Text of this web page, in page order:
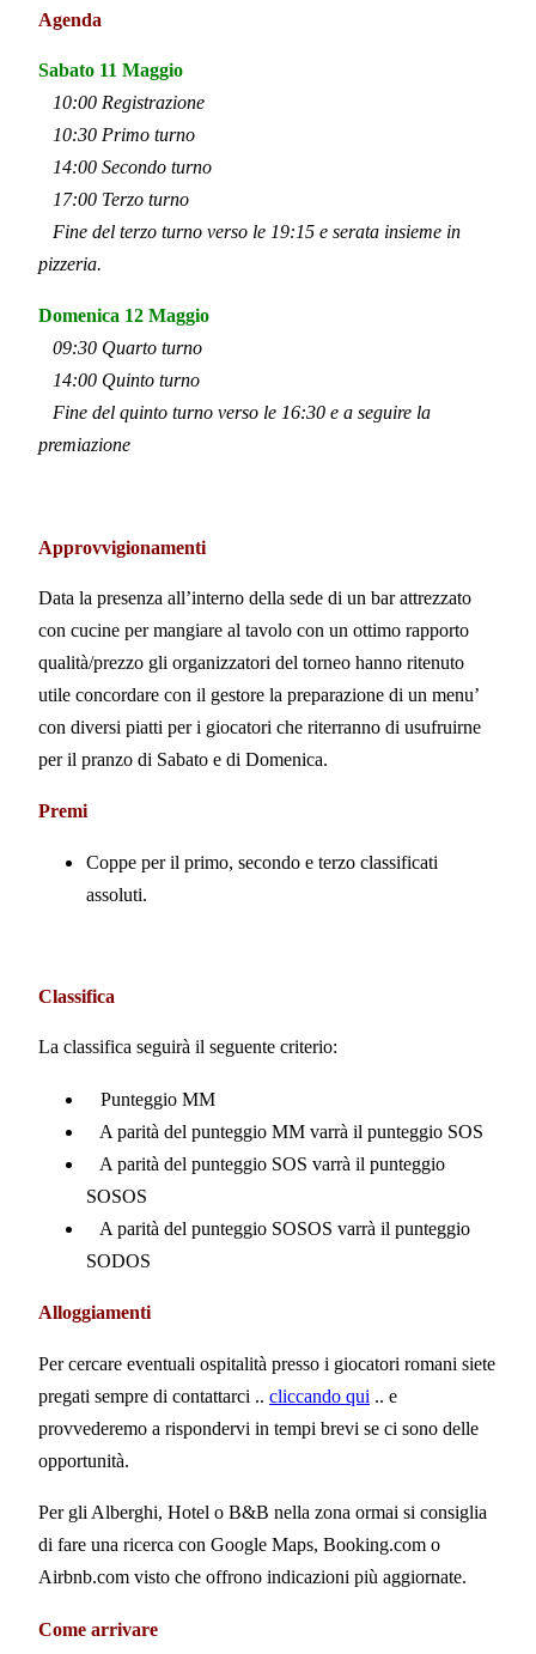
Agenda
Sabato 11 Maggio
10:00 Registrazione
10:30 Primo turno
14:00 Secondo turno
17:00 Terzo turno
Fine del terzo turno verso le 19:15 e serata insieme in
pizzeria.
Domenica 12 Maggio
09:30 Quarto turno
14:00 Quinto turno
Fine del quinto turno verso le 16:30 e a seguire la
premiazione
Approvvigionamenti
Data la presenza all’interno della sede di un bar attrezzato
con cucine per mangiare al tavolo con un ottimo rapporto
qualità/prezzo gli organizzatori del torneo hanno ritenuto
utile concordare con il gestore la preparazione di un menu’
con diversi piatti per i giocatori che riterranno di usufruirne
per il pranzo di Sabato e di Domenica.
Premi
Coppe per il primo, secondo e terzo classificati
assoluti.
Classifica
La classifica seguirà il seguente criterio:
Punteggio MM
A parità del punteggio MM varrà il punteggio SOS
A parità del punteggio SOS varrà il punteggio
SOSOS
A parità del punteggio SOSOS varrà il punteggio
SODOS
Alloggiamenti
Per cercare eventuali ospitalità presso i giocatori romani siete
pregati sempre di contattarci .. cliccando qui .. e
provvederemo a rispondervi in tempi brevi se ci sono delle
opportunità.
Per gli Alberghi, Hotel o B&B nella zona ormai si consiglia
di fare una ricerca con Google Maps, Booking.com o
Airbnb.com visto che offrono indicazioni più aggiornate.
Come arrivare